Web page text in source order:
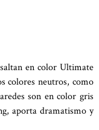
en color Ultimate
colores neutros, como
son en color gris
aporta dramatismo y